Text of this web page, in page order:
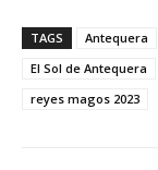
TAGS Antequera
El Sol de Antequera
reyes magos 2023